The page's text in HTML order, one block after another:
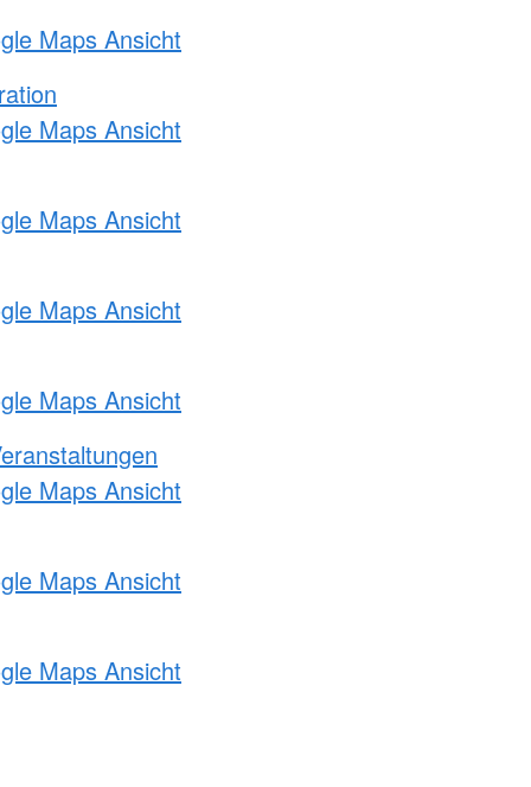
Maps Ansicht
Maps Ansicht
Maps Ansicht
Maps Ansicht
Maps Ansicht
Maps Ansicht
Maps Ansicht
Maps Ansicht